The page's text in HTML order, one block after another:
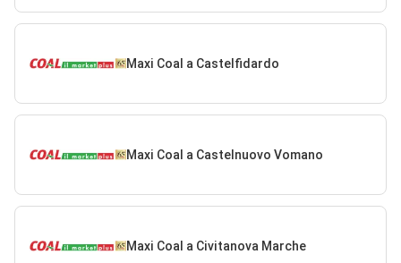
Maxi Coal a Castelfidardo
Maxi Coal a Castelnuovo Vomano
Maxi Coal a Civitanova Marche